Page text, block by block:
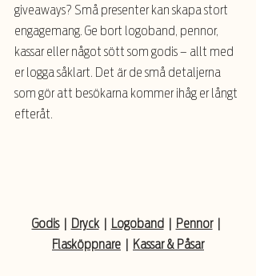
giveaways? Små presenter kan skapa stort
engagemang. Ge bort logoband, pennor,
kassar eller något sött som godis – allt med
er logga såklart. Det är de små detaljerna
som gör att besökarna kommer ihåg er långt
efteråt.
Godis | Dryck | Logoband Pennor |
Flasköppnare
Kassar & Påsar